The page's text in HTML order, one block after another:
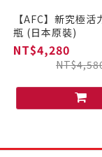
【AFC】新究極
瓶 (日本原裝)
NT$4,280